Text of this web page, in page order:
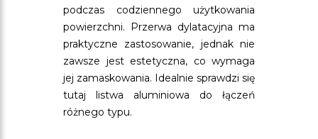
podczas codziennego użytkowania
powierzchni. Przerwa dylatacyjna ma
praktyczne zastosowanie, jednak nie
zawsze jest estetyczna, co wymaga
jej zamaskowania. Idealnie sprawdzi się
tutaj listwa aluminiowa do łączeń
różnego typu.